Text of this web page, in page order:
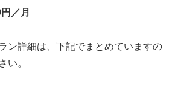
／月
ン詳細は、下記でまとめていますの
い。